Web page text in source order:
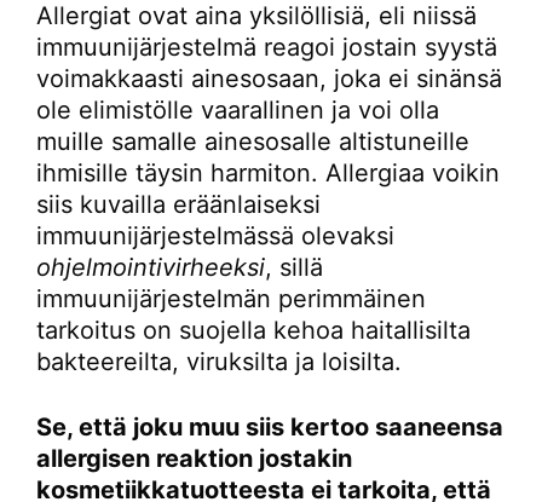
Allergiat ovat aina yksilöllisiä, eli niissä
immuunijärjestelmä reagoi jostain syystä
voimakkaasti ainesosaan, joka ei sinänsä
ole elimistölle vaarallinen ja voi olla
muille samalle ainesosalle altistuneille
ihmisille täysin harmiton. Allergiaa voikin
siis kuvailla eräänlaiseksi
immuunijärjestelmässä olevaksi
ohjelmointivirheeksi, sillä
immuunijärjestelmän perimmäinen
tarkoitus on suojella kehoa haitallisilta
bakteereilta, viruksilta ja loisilta.
Se, että joku muu siis kertoo saaneensa
allergisen reaktion jostakin
kosmetiikkatuotteesta ei tarkoita, että